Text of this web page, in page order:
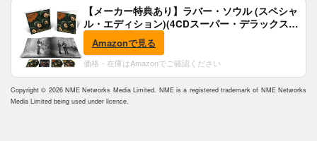
【メーカー特典あり】ラバー・ソウル (スペシャ
ル・エディション)(4CDスーパー・デラックス)
(完全生産限定盤)(SHM-CD)(特典:B2ポスター付)
Amazonで見る
価格・在庫はAmazonでご確認ください
Copyright © 2026 NME Networks Media Limited. NME is a registered trademark of NME Networks
Media Limited being used under licence.